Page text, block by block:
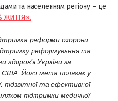
та населенням регіону – це
ЖИТТЯ».
реформи охорони
реформування та
здоров’я України за
США. Його мета полягає у
підзвітної та ефективної
підтримки медичної